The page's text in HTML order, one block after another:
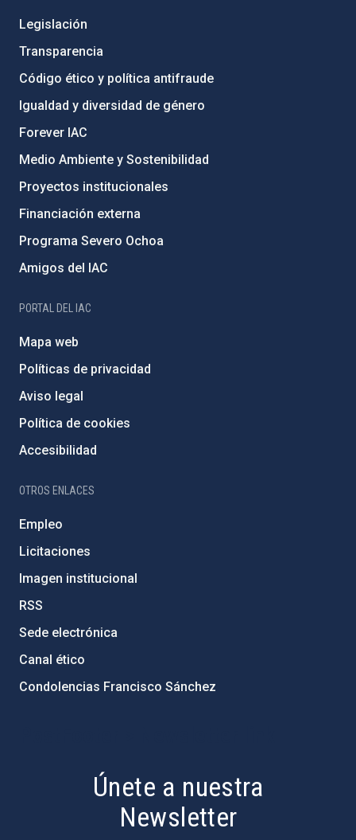
Legislación
Transparencia
Código ético y política antifraude
Igualdad y diversidad de género
Forever IAC
Medio Ambiente y Sostenibilidad
Proyectos institucionales
Financiación externa
Programa Severo Ochoa
Amigos del IAC
PORTAL DEL IAC
Mapa web
Políticas de privacidad
Aviso legal
Política de cookies
Accesibilidad
OTROS ENLACES
Empleo
Licitaciones
Imagen institucional
RSS
Sede electrónica
Canal ético
Condolencias Francisco Sánchez
Únete a nuestra
Newsletter